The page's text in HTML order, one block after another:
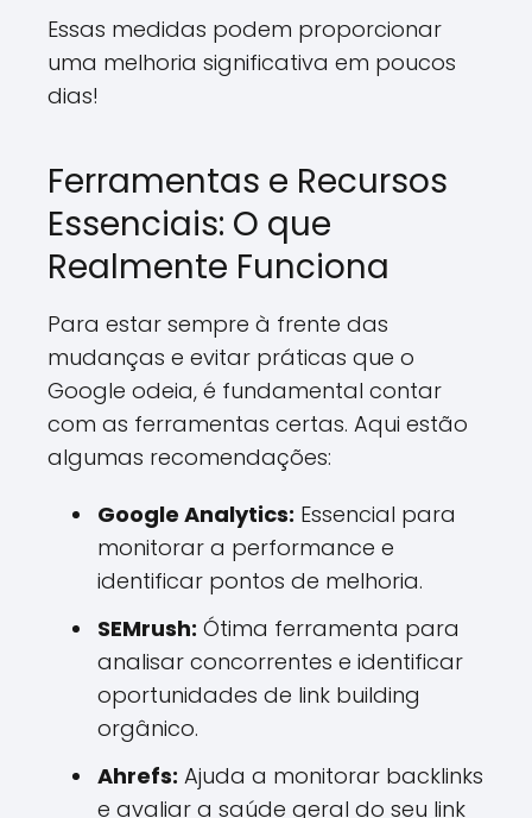
Essas medidas podem proporcionar
uma melhoria significativa em poucos
dias!
Ferramentas e Recursos
Essenciais: O que
Realmente Funciona
Para estar sempre à frente das
mudanças e evitar práticas que o
Google odeia, é fundamental contar
com as ferramentas certas. Aqui estão
algumas recomendações:
Google Analytics: Essencial para
monitorar a performance e
identificar pontos de melhoria.
SEMrush: Ótima ferramenta para
analisar concorrentes e identificar
oportunidades de link building
orgânico.
Ahrefs: Ajuda a monitorar backlinks
e avaliar a saúde geral do seu link